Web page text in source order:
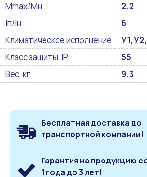
Mmax/Mн
2.2
Iп/Iн
6
Климатическое исполнение
У1,
Класс защиты, IP
55
Вес, кг
9.3
Бесплатная доставка до
транспортной компании!
Гарантия на продукцию
1 года до 3 лет!